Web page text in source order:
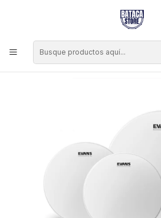
Marcas
Set Parches Tom Evans G2 Coated